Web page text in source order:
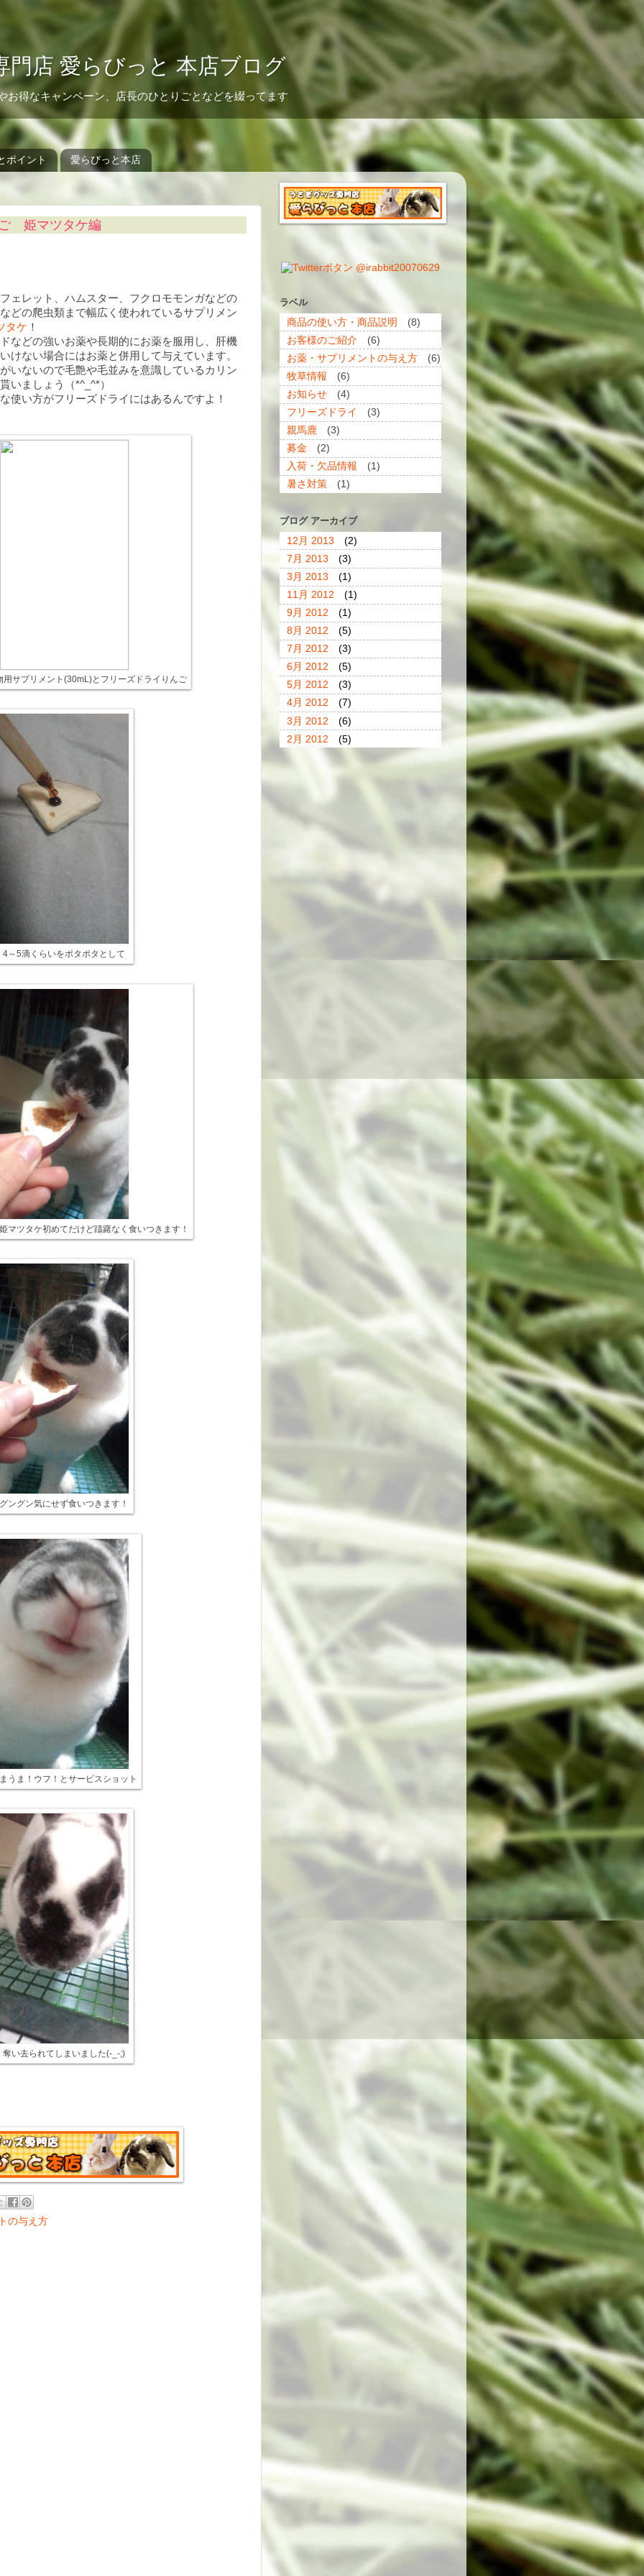
門店 愛らびっと 本店ブログ
お得なキャンペーン、店長のひとりごとなどを綴ってます
ポイント 愛らびっと本店
姫マツタケ編
ェレット、ハムスター、フクロモモンガなどの
どの爬虫類まで幅広く使われているサプリメン
タケ ！
などの強いお薬や長期的にお薬を服用し、肝機
けない場合にはお薬と併用して与えています。
いないので毛艶や毛並みを意識しているカリン
いましょう（*^_^*）
使い方がフリーズドライにはあるんですよ！
用サプリメント(30mL)とフリーズドライりんご
4～5滴くらいをポタポタとして
マツタケ初めてだけど躊躇なく食いつきます！
グングン気にせず食いつきます！
うま！ウフ！とサービスショット
奪い去られてしまいました(-_-;)
の与え方
@irabbit20070629
ラベル
商品の使い方・商品説明
(8)
お客様のご紹介
(6)
お薬・サプリメントの与え方
(6)
牧草情報
(6)
お知らせ
(4)
フリーズドライ
(3)
親馬鹿
(3)
募金
(2)
入荷・欠品情報
(1)
暑さ対策
(1)
ブログ アーカイブ
12月 2013
(2)
7月 2013
(3)
3月 2013
(1)
11月 2012
(1)
9月 2012
(1)
8月 2012
(5)
7月 2012
(3)
6月 2012
(5)
5月 2012
(3)
4月 2012
(7)
3月 2012
(6)
2月 2012
(5)